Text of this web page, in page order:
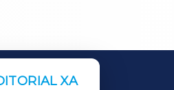
XA